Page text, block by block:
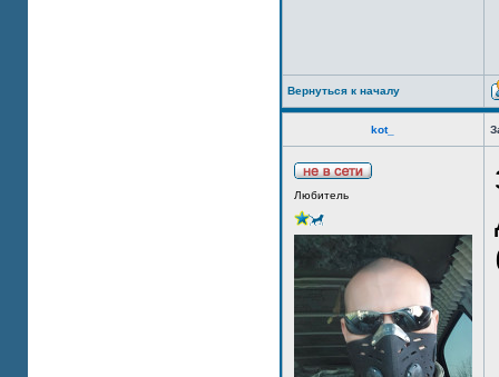
Вернуться к началу
kot_
Любитель